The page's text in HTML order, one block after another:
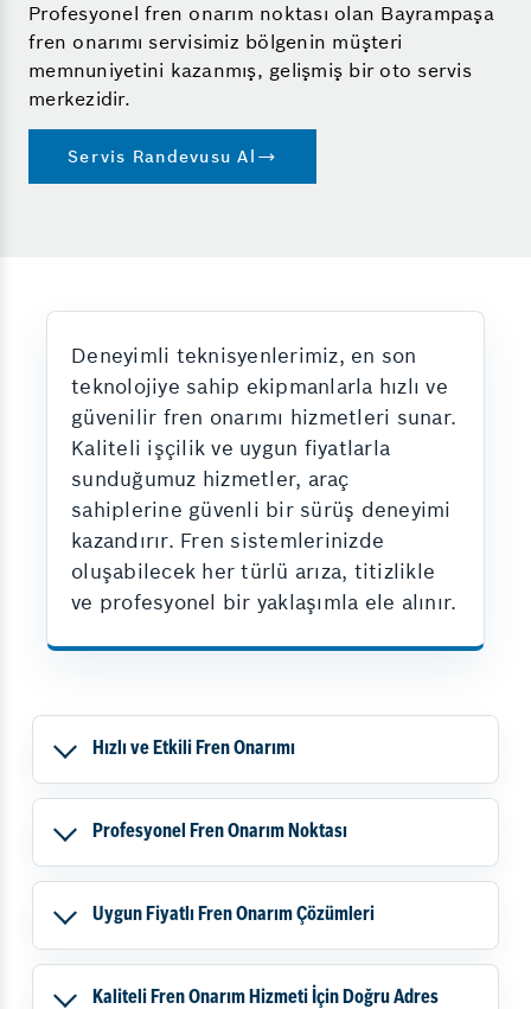
Profesyonel fren onarım noktası olan Bayrampaşa
fren onarımı servisimiz bölgenin müşteri
memnuniyetini kazanmış, gelişmiş bir oto servis
merkezidir.
Servis Randevusu Al
Deneyimli teknisyenlerimiz, en son
teknolojiye sahip ekipmanlarla hızlı ve
güvenilir fren onarımı hizmetleri sunar.
Kaliteli işçilik ve uygun fiyatlarla
sunduğumuz hizmetler, araç
sahiplerine güvenli bir sürüş deneyimi
kazandırır. Fren sistemlerinizde
oluşabilecek her türlü arıza, titizlikle
ve profesyonel bir yaklaşımla ele alınır.
Hızlı ve Etkili Fren Onarımı
Profesyonel Fren Onarım Noktası
Uygun Fiyatlı Fren Onarım Çözümleri
Kaliteli Fren Onarım Hizmeti İçin Doğru Adres